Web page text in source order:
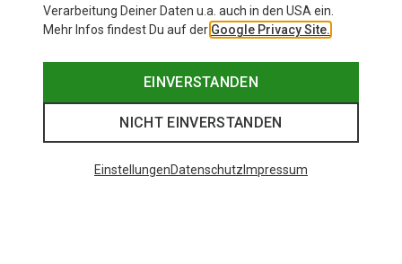
Verarbeitung Deiner Daten u.a. auch in den USA ein.
Mehr Infos findest Du auf der Google Privacy Site.
EINVERSTANDEN
NICHT EINVERSTANDEN
EinstellungenDatenschutz Impressum